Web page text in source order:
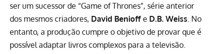
ser um sucessor de “Game of Thrones”, série anterior
dos mesmos criadores, David Benioff e D.B. Weiss . No
entanto, a produção cumpre o objetivo de provar que é
possível adaptar livros complexos para a televisão.